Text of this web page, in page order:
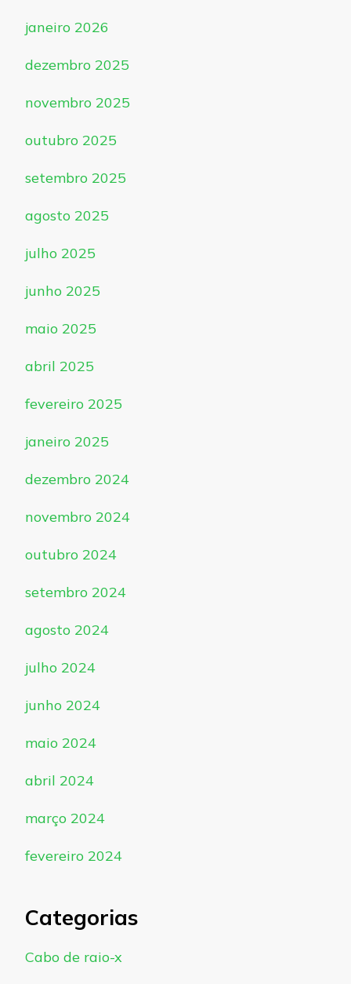
janeiro 2026
dezembro 2025
novembro 2025
outubro 2025
setembro 2025
agosto 2025
julho 2025
junho 2025
maio 2025
abril 2025
fevereiro 2025
janeiro 2025
dezembro 2024
novembro 2024
outubro 2024
setembro 2024
agosto 2024
julho 2024
junho 2024
maio 2024
abril 2024
março 2024
fevereiro 2024
Categorias
Cabo de raio-x